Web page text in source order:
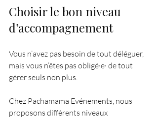
Choisir le bon niveau
d’accompagnement
Vous n’avez pas besoin de tout déléguer,
mais vous n’êtes pas obligé·e· de tout
gérer seuls non plus.
Chez Pachamama Evénements, nous
proposons différents niveaux